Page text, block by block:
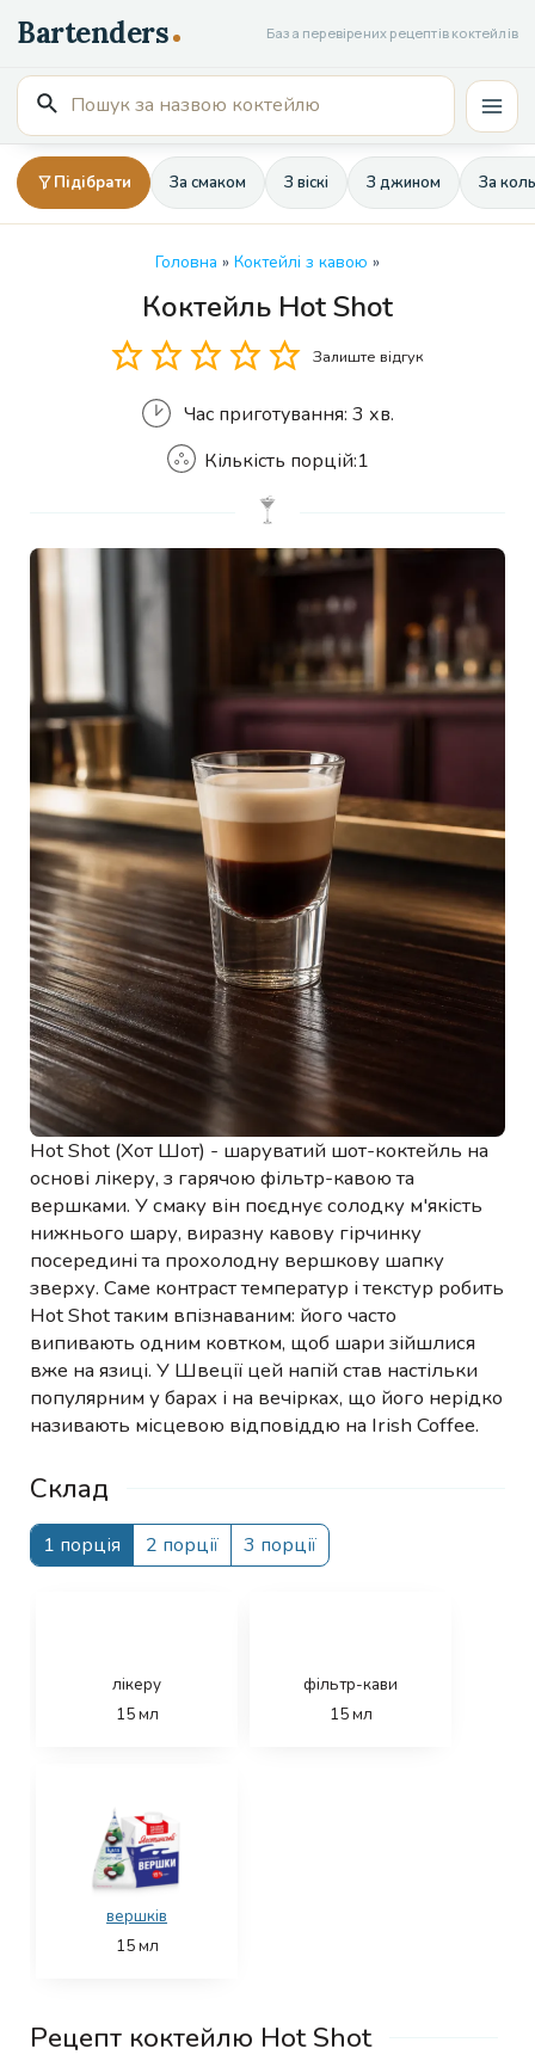
до
вмісту
База перевірених рецептів коктейлів
Пошук
для:
Підібрати За смаком З віскі З джином За
Головна » Коктейлі з кавою »
Коктейль Hot Shot
Залиште відгук
Час приготування: 3 хв.
Кількість
Кількість порцій:1
Hot Shot (Хот Шот) - шаруватий шот-коктейль на
основі лікеру, з гарячою фільтр-кавою та
вершками. У смаку він поєднує солодку м'якість
нижнього шару, виразну кавову гірчинку
посередині та прохолодну вершкову шапку
зверху. Саме контраст температур і текстур робить
Hot Shot таким впізнаваним: його часто
випивають одним ковтком, щоб шари зійшлися
вже на язиці. У Швеції цей напій став настільки
популярним у барах і на вечірках, що його нерідко
називають місцевою відповіддю на Irish Coffee.
Склад
1 порція 2 порції 3 порції
лікеру
15мл
фільтр-кави
15мл
вершків
15мл
Рецепт коктейлю Hot Shot